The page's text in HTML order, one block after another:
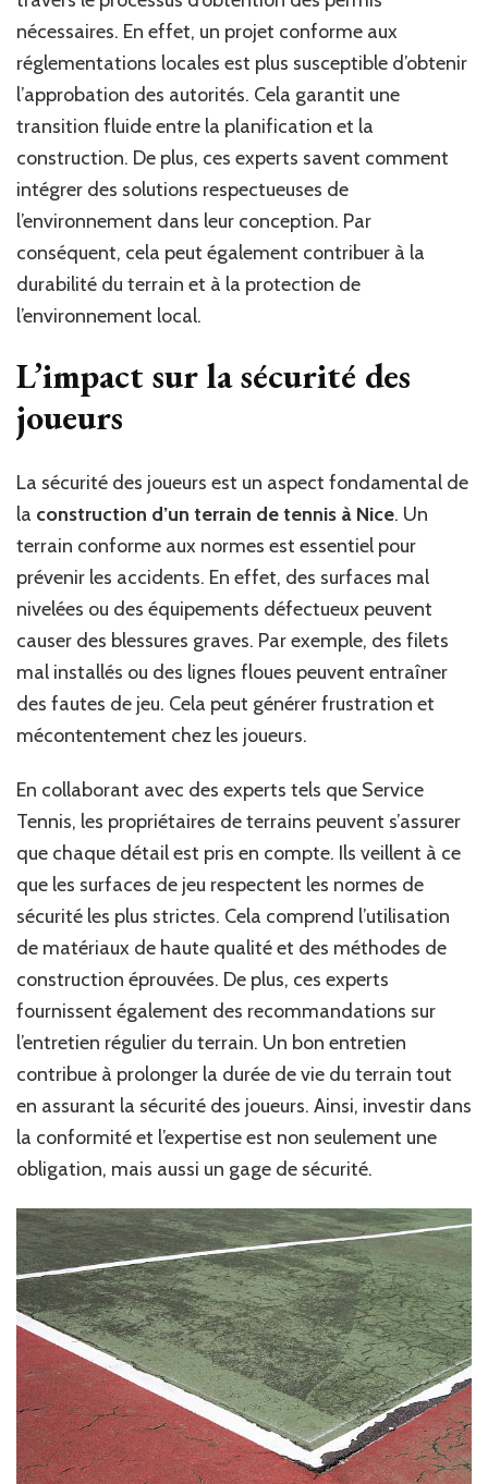
nécessaires. En effet, un projet conforme aux
réglementations locales est plus susceptible d’obtenir
l’approbation des autorités. Cela garantit une
transition fluide entre la planification et la
construction. De plus, ces experts savent comment
intégrer des solutions respectueuses de
l’environnement dans leur conception. Par
conséquent, cela peut également contribuer à la
durabilité du terrain et à la protection de
l’environnement local.
L’impact sur la sécurité des
joueurs
La sécurité des joueurs est un aspect fondamental de
la construction d’un terrain de tennis à Nice. Un
terrain conforme aux normes est essentiel pour
prévenir les accidents. En effet, des surfaces mal
nivelées ou des équipements défectueux peuvent
causer des blessures graves. Par exemple, des filets
mal installés ou des lignes floues peuvent entraîner
des fautes de jeu. Cela peut générer frustration et
mécontentement chez les joueurs.
En collaborant avec des experts tels que Service
Tennis, les propriétaires de terrains peuvent s’assurer
que chaque détail est pris en compte. Ils veillent à ce
que les surfaces de jeu respectent les normes de
sécurité les plus strictes. Cela comprend l’utilisation
de matériaux de haute qualité et des méthodes de
construction éprouvées. De plus, ces experts
fournissent également des recommandations sur
l’entretien régulier du terrain. Un bon entretien
contribue à prolonger la durée de vie du terrain tout
en assurant la sécurité des joueurs. Ainsi, investir dans
la conformité et l’expertise est non seulement une
obligation, mais aussi un gage de sécurité.